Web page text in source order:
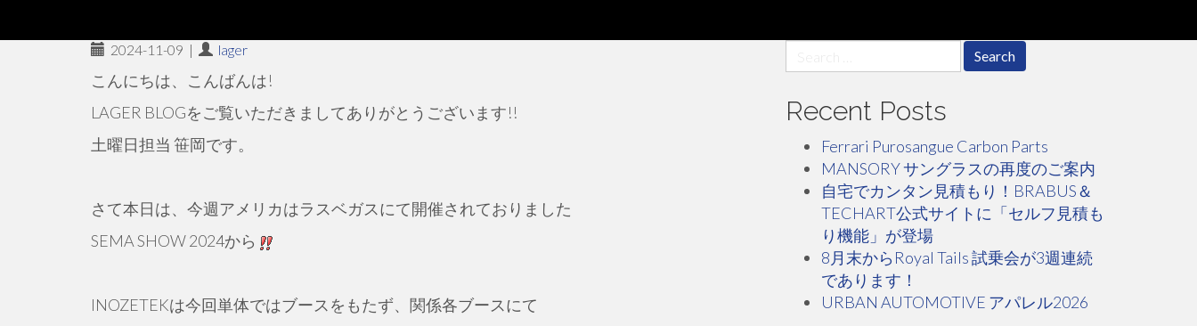
2024-11-09 | lager
こんにちは、こんばんは!
LAGER BLOGをご覧いただきましてありがとうございます!!
土曜日担当 笹岡です。
さて本日は、今週アメリカはラスベガスにて開催されておりました
SEMA SHOW 2024から
INOZETEKは今回単体ではブースをもたず、関係各ブースにて
for:
Recent Posts
Ferrari Purosangue Carbon Parts
MANSORY サングラスの再度のご案内
自宅でカンタン見積もり！BRABUS＆
TECHART公式サイトに「セルフ見積も
り機能」が登場
8月末からRoyal Tails 試乗会が3週連続
であります！
URBAN AUTOMOTIVE アパレル2026